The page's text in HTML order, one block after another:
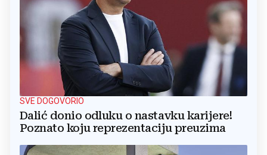
SVE DOGOVORIO
Dalić donio odluku o nastavku karijere!
Poznato koju reprezentaciju preuzima